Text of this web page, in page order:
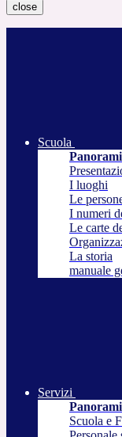
close
Scuola
I luoghi
Le
I numeri
Le carte
La storia
manuale
Servizi
Scuola e